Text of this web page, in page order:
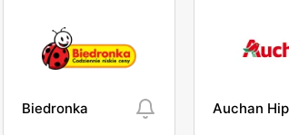
Biedronka